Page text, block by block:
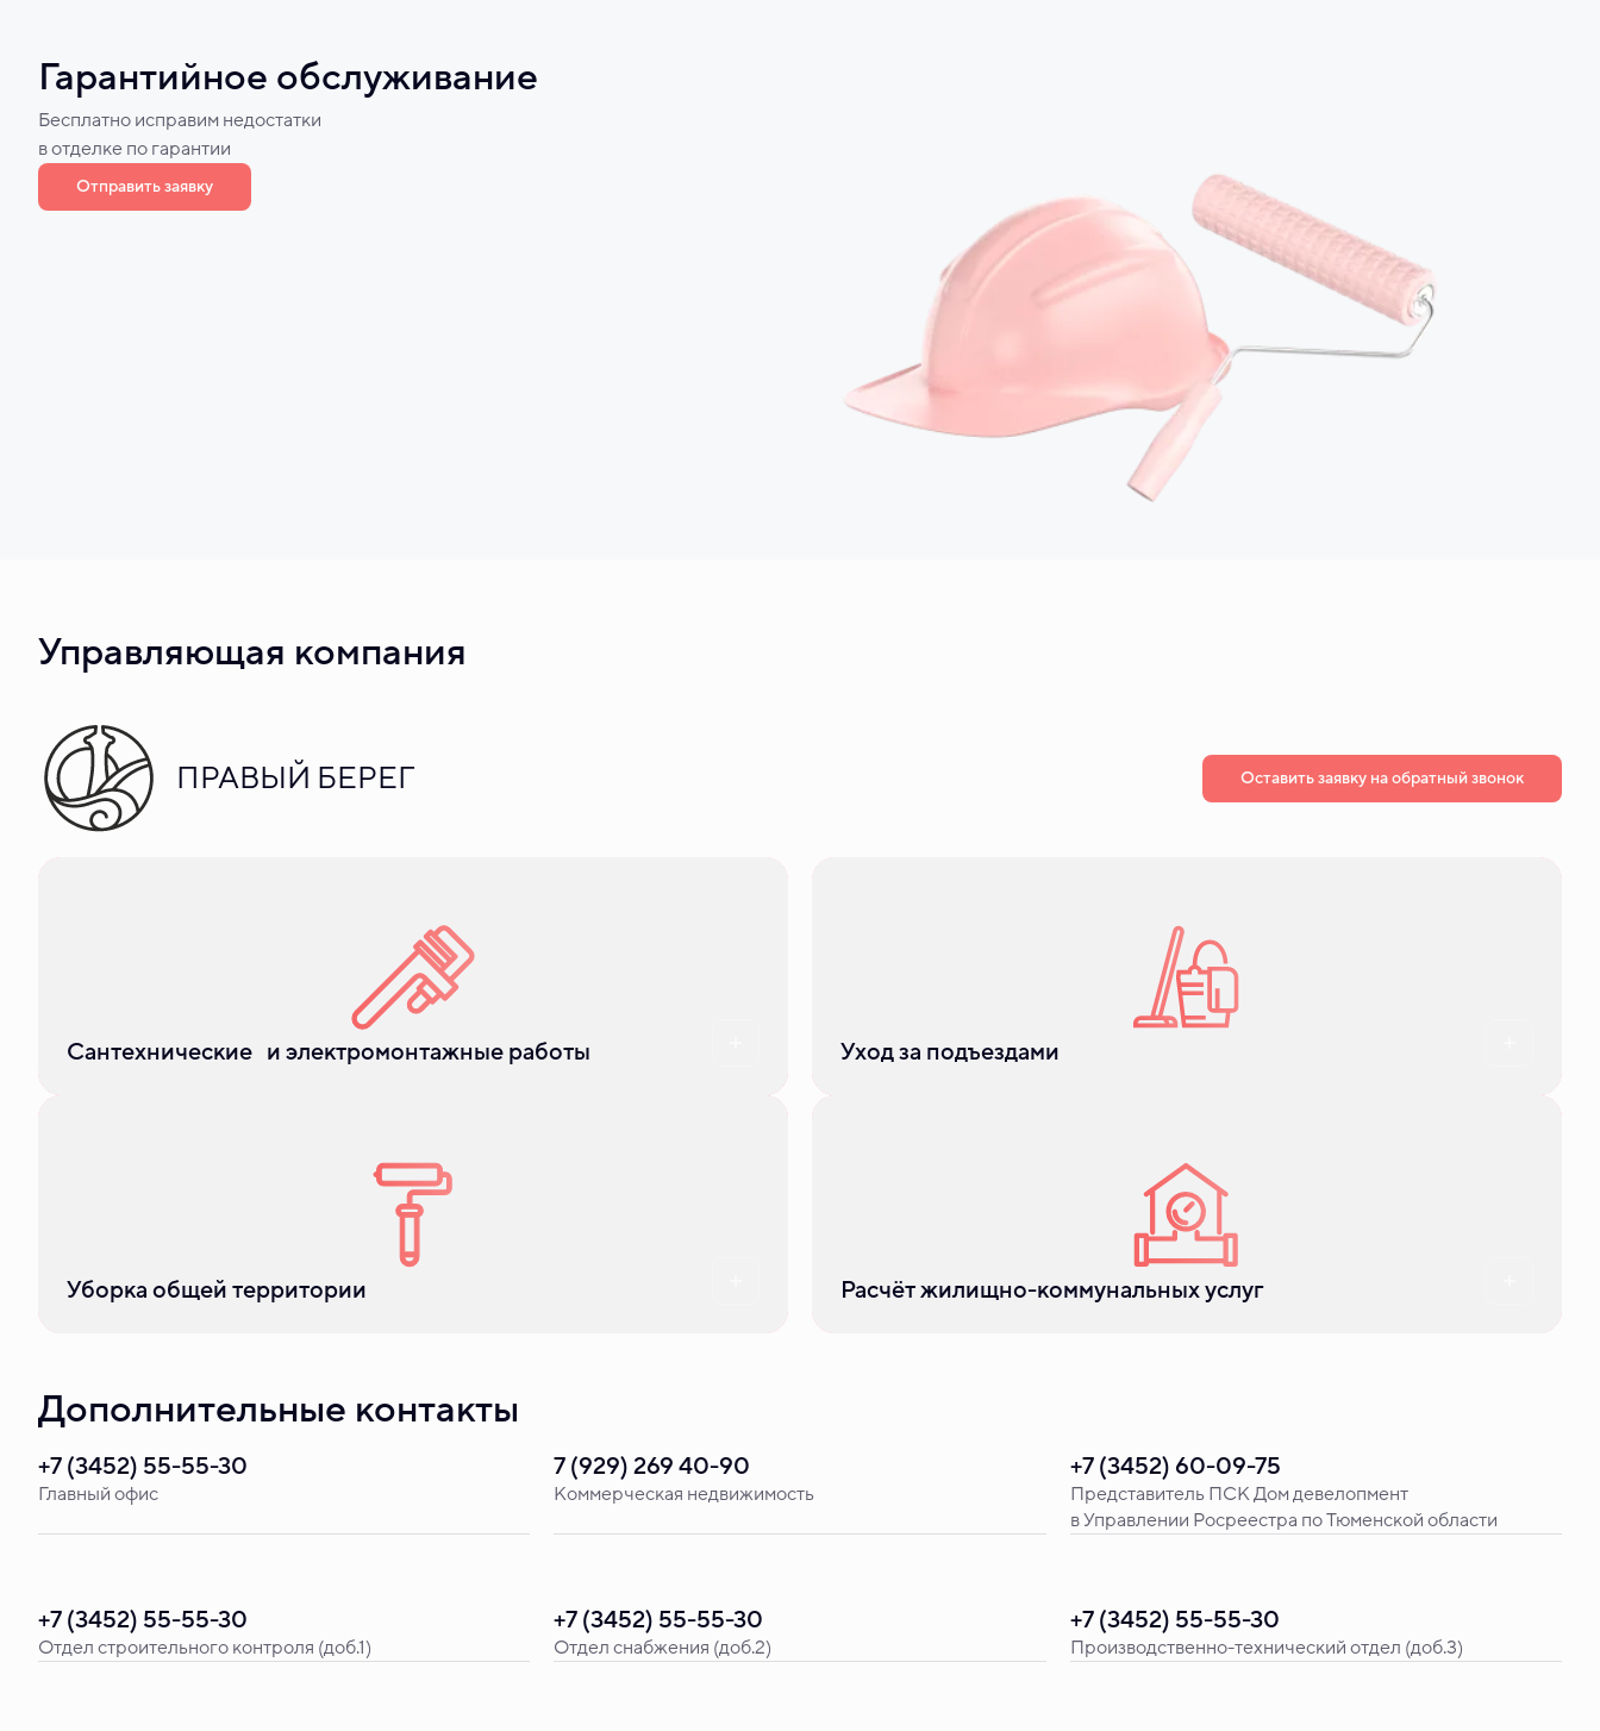
Гарантийное обслуживание
Бесплатно исправим недостатки
в отделке по гарантии
Отправить заявку
Управляющая компания
ПРАВЫЙ БЕРЕГ Оставить заявку на обратный звонок
Устранение засоров и протечек в трубах, подключение счётчиков
Сантехнические и электромонтажные работы
Замена лампочек, мытье полов и окон, контроль пожарной
Уход за подъездами
Озеленение дворов, снегоуборка, посыпка противогололедными
Уборка общей территории
Консультация по тарифам и начислениям
Расчёт жилищно-коммунальных услуг
Дополнительные контакты
+7 (3452) 55-55-30
Главный офис
7 (929) 269 40-90
Коммерческая недвижимость
+7 (3452) 60-09-75
Представитель ПСК Дом девелопмент
в Управлении Росреестра по Тюменской области
+7 (3452) 55-55-30
Отдел строительного контроля (доб.1)
+7 (3452) 55-55-30
Отдел снабжения (доб.2)
+7 (3452) 55-55-30
Производственно-технический отдел (доб.3)